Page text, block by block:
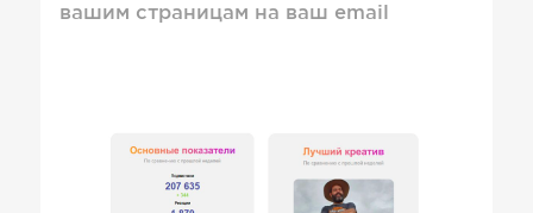
вашим страницам на ваш email